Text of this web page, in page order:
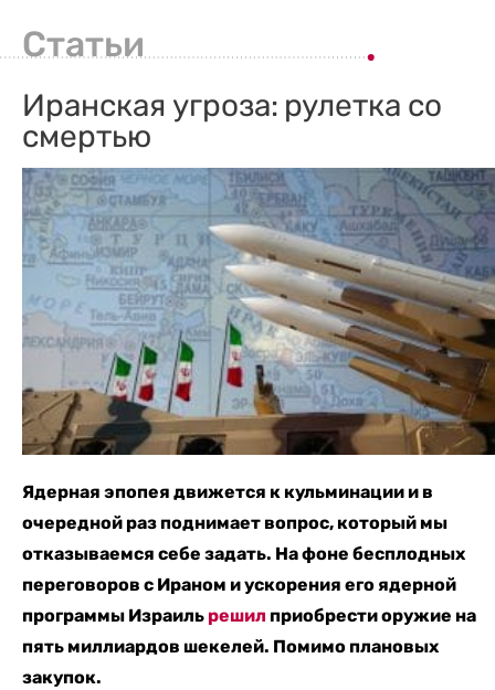
Статьи
Иранская угроза: рулетка со
смертью
Ядерная эпопея движется к кульминации и в
очередной раз поднимает вопрос, который мы
отказываемся себе задать. На фоне бесплодных
переговоров с Ираном и ускорения его ядерной
программы Израиль решил приобрести оружие на
пять миллиардов шекелей. Помимо плановых
закупок.